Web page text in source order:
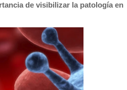
de visibilizar la patología en